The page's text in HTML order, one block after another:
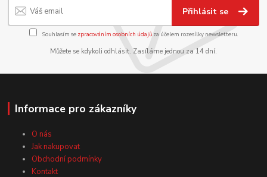
Přihlásit se
Souhlasím se zpracováním osobních údajůza účelem rozesílky newsletteru.
Můžete se kdykoli odhlásit. Zasíláme jednou za 14 dní.
Informace pro zákazníky
O nás
Jak nakupovat
Obchodní podmínky
Kontakt